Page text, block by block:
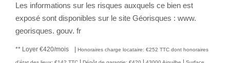
Les informations sur les risques auxquels ce bien est
exposé sont disponibles sur le site Géorisques : www.
georisques. gouv. fr
** Loyer €420/mois | Honoraires charge locataire: €252 TTC dont honoraires